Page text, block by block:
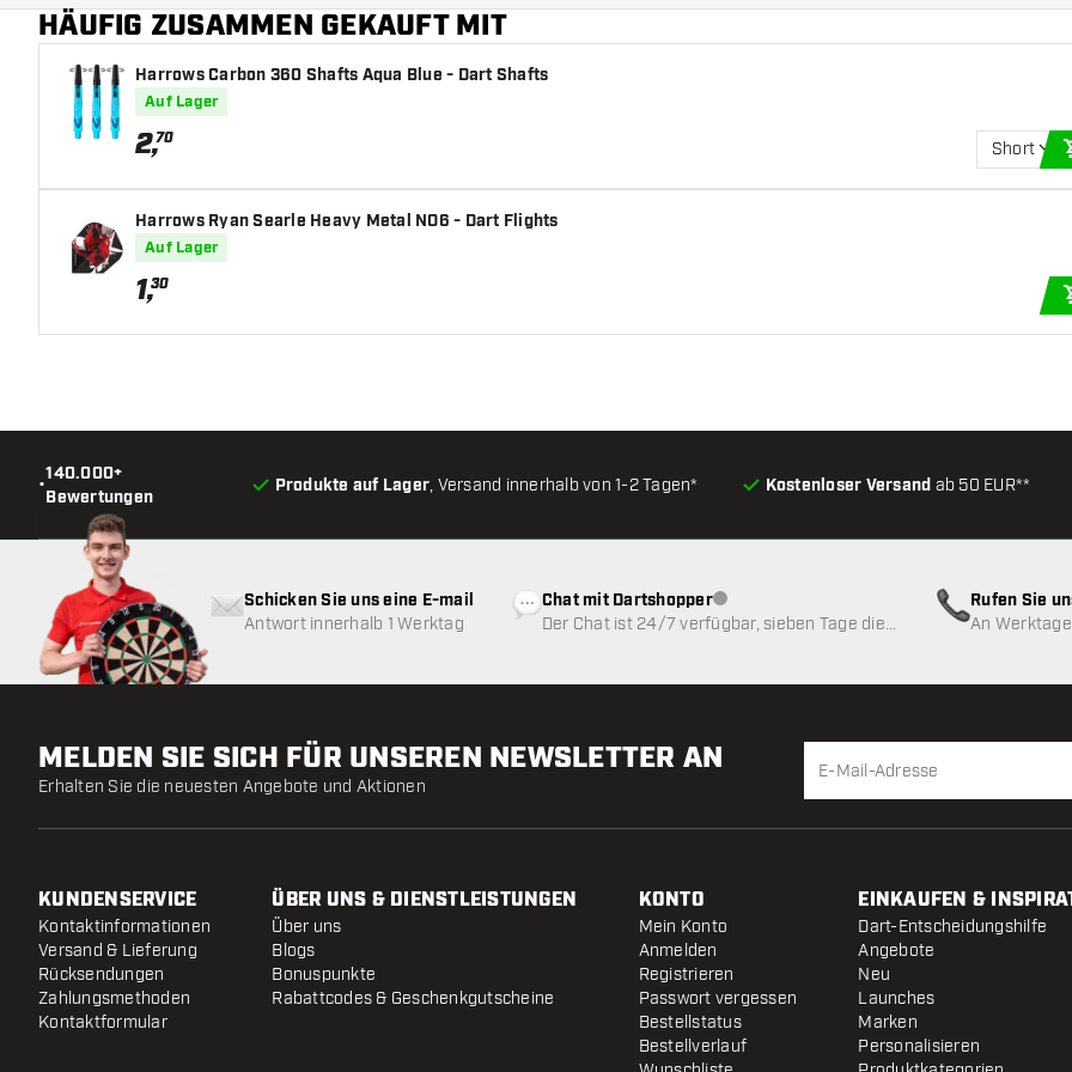
Hauptfarbe
HÄUFIG ZUSAMMEN GEKAUFT MIT
Harrows Carbon 360 Shafts Aqua Blue - Dart Shafts
Auf Lager
2,70
Short
Harrows Ryan Searle Heavy Metal NO6 - Dart Flights
Auf Lager
1,30
•
140.000+
Bewertungen
Produkte auf Lager, Versand innerhalb von 1-2 Tagen* Kostenloser Versand ab 50 EUR**
Schicken Sie uns eine E-mail
Antwort innerhalb 1 Werktag
Chat mit DartshopperKundenservice nicht verfügbar
Der Chat ist 24/7 verfügbar, sieben Tage die
Rufen Sie
An
MELDEN SIE SICH FÜR UNSEREN NEWSLETTER AN
Erhalten Sie die neuesten Angebote und Aktionen
KUNDENSERVICE
Kontaktinformationen
Versand & Lieferung
Rücksendungen
Zahlungsmethoden
Kontaktformular
ÜBER UNS & DIENSTLEISTUNGEN
Über uns
Blogs
Bonuspunkte
Rabattcodes & Geschenkgutscheine
KONTO
Mein Konto
Anmelden
Registrieren
Passwort vergessen
Bestellstatus
Bestellverlauf
EINKAUFEN &
Dart-Entscheidungshilfe
Angebote
Neu
Launches
Marken
Personalisieren